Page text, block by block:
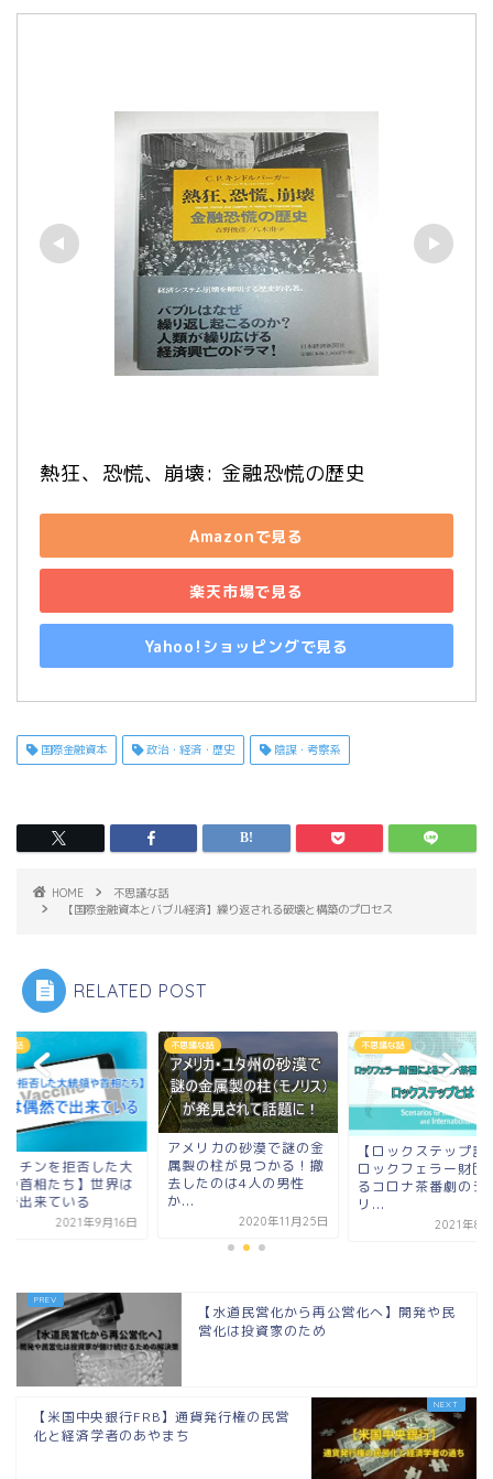
熱狂、恐慌、崩壊: 金融恐慌の歴史
Amazonで見る
楽天市場で見る
Yahoo!ショッピングで見る
国際金融資本 政治・経済・歴史 陰謀・考察系
HOME
不思議な話
【国際金融資本とバブル経済】繰り返される破壊と構築のプロセス
RELATED POST
な話
リカの砂漠で謎の金
の柱が見つかる！撤
たのは4人の男性
2020年11月25日
不思議な話
【ロックステップ計画】
ロックフェラー財団によ
るコロナ茶番劇のシナ
リ...
2021年8月26日
不思議な話
【ワクチンを拒否し
統領や首相たち】世
偶然で出来ている
2021年9
【水道民営化から再公営化へ】開発や民
営化は投資家のため
【米国中央銀行FRB】通貨発行権の民営
化と経済学者のあやまち